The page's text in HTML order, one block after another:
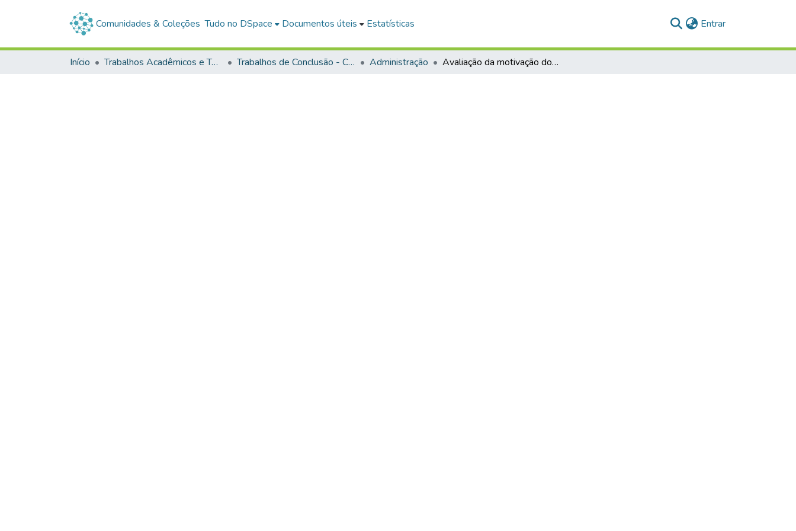
Comunidades & Coleções Tudo no DSpace Documentos úteis Estatísticas Entrar(current)
Início Trabalhos Acadêmicos e Técnicos Trabalhos de Conclusão - Cursos de Graduação Administração Avaliação da motivação dos docentes da Universidade Federal do Pampa